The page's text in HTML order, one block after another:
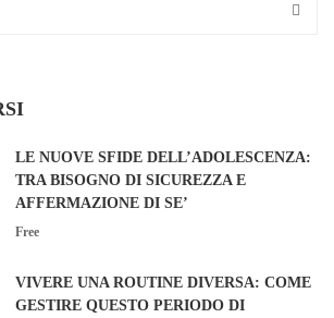
LE NUOVE SFIDE DELL’ADOLESCENZA:
TRA BISOGNO DI SICUREZZA E
AFFERMAZIONE DI SE’
Free
VIVERE UNA ROUTINE DIVERSA: COME
GESTIRE QUESTO PERIODO DI